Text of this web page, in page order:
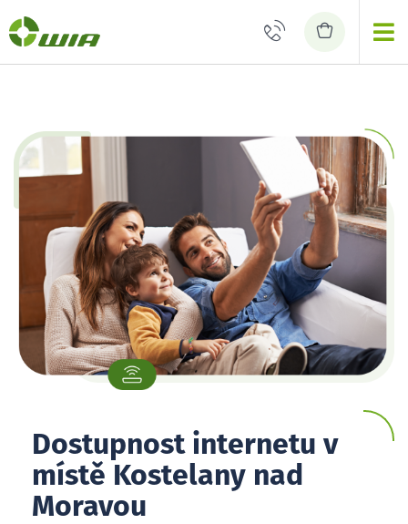
Dostupnost internetu v
místě Kostelany nad
Moravou